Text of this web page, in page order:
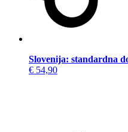
Slovenija: standardna
€ 54,90